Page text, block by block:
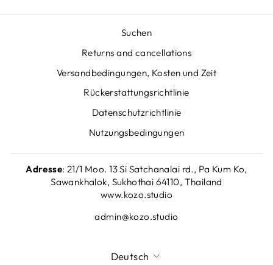
Suchen
Returns and cancellations
Versandbedingungen, Kosten und Zeit
Rückerstattungsrichtlinie
Datenschutzrichtlinie
Nutzungsbedingungen
Adresse: 21/1 Moo. 13 Si Satchanalai rd., Pa Kum Ko,
Sawankhalok, Sukhothai 64110, Thailand
www.kozo.studio
admin@kozo.studio
SPRACHE
Deutsch